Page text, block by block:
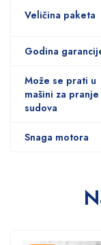
Veličina paketa
Godina
Može se prati u
mašini za pranje
sudova
Snaga motora